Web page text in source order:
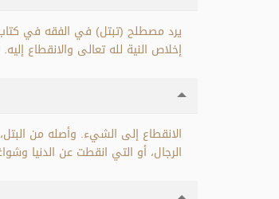
يرد مصطلح (تبتل) في الفقه في كتاب
إخلاص النية لله تعالى والانقطاع إليه.
الانقطاع إلى الشيء. وأصله من
الرجال، أو التي انقطت عن الدنيا